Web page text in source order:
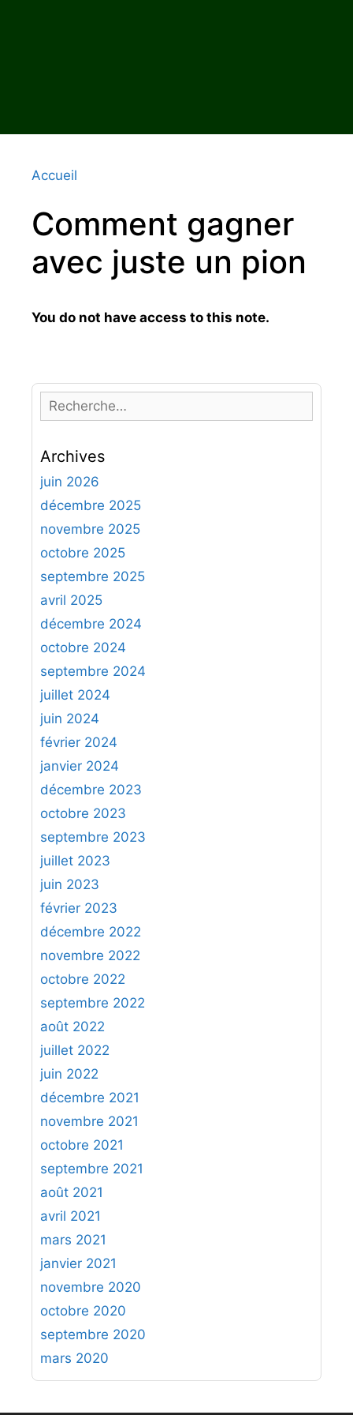
Accueil
Comment gagner
avec juste un pion
You do not have access to this note.
e
h
e
r
h
e
r
:
Archives
juin 2026
décembre 2025
novembre 2025
octobre 2025
septembre 2025
avril 2025
décembre 2024
octobre 2024
septembre 2024
juillet 2024
juin 2024
février 2024
janvier 2024
décembre 2023
octobre 2023
septembre 2023
juillet 2023
juin 2023
février 2023
décembre 2022
novembre 2022
octobre 2022
septembre 2022
août 2022
juillet 2022
juin 2022
décembre 2021
novembre 2021
octobre 2021
septembre 2021
août 2021
avril 2021
mars 2021
janvier 2021
novembre 2020
octobre 2020
septembre 2020
mars 2020